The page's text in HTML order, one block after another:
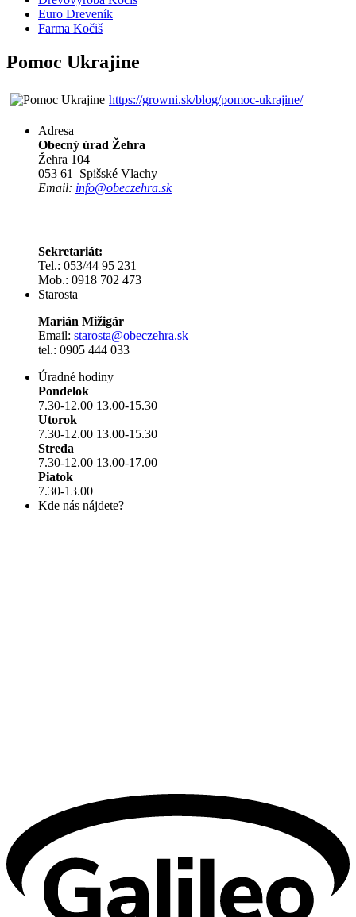
Euro Dreveník
Farma Kočiš
Pomoc Ukrajine
https://growni.sk/blog/pomoc-ukrajine/
Adresa
Obecný úrad Žehra
Žehra 104
053 61 Spišské Vlachy
Email: info@obeczehra.sk
Sekretariát:
Tel.: 053/44 95 231
Mob.: 0918 702 473
Starosta
Marián Mižigár
Email: starosta@obeczehra.sk
tel.: 0905 444 033
Úradné hodiny
Pondelok
7.30-12.00 13.00-15.30
Utorok
7.30-12.00 13.00-15.30
Streda
7.30-12.00 13.00-17.00
Piatok
7.30-13.00
Kde nás nájdete?